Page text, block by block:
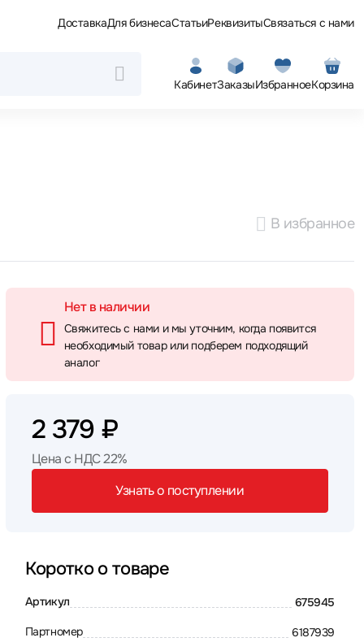
ДоставкаДля бизнесаСтатьиРеквизитыСвязаться с нами
КабинетЗаказыИзбранноеКорзина
В избранное
Нет в наличии
Свяжитесь с нами и мы уточним, когда появится
необходимый товар или подберем подходящий
аналог
2 379 ₽
Цена с НДС 22%
Узнать о поступлении
Коротко о товаре
Артикул 675945
Партномер 6187939